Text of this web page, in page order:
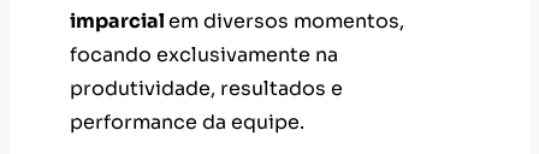
imparcialem diversos momentos,
focando exclusivamente na
produtividade, resultados e
performance da equipe.